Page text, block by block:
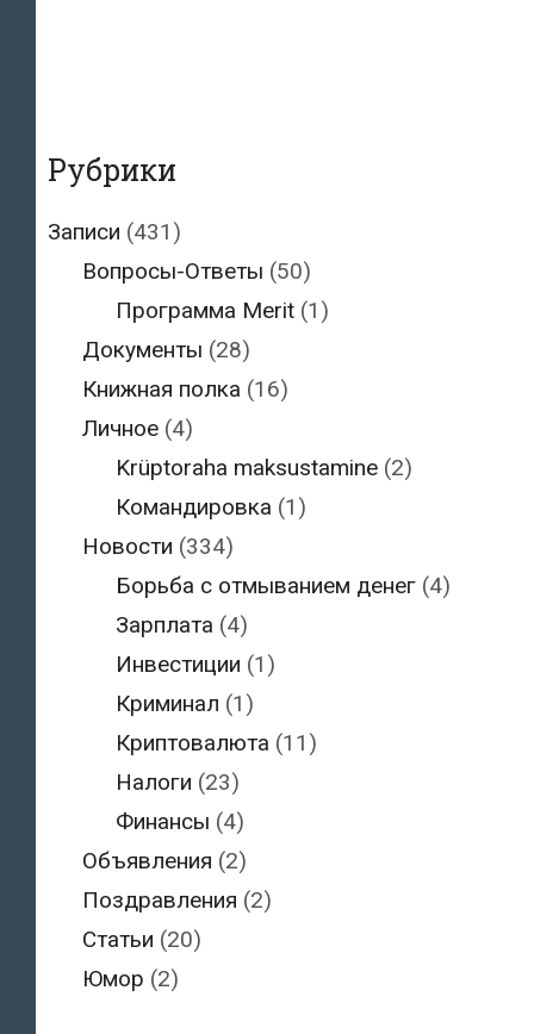
Рубрики
Записи (431)
Вопросы-Ответы (50)
Программа Merit (1)
Документы (28)
Книжная полка (16)
Личное(4)
Krüptoraha maksustamine (2)
Командировка (1)
Новости (334)
Борьба с отмыванием денег (4)
Зарплата (4)
Инвестиции (1)
Криминал (1)
Криптовалюта (11)
Налоги (23)
Финансы (4)
Объявления (2)
Поздравления (2)
Статьи (20)
Юмор (2)